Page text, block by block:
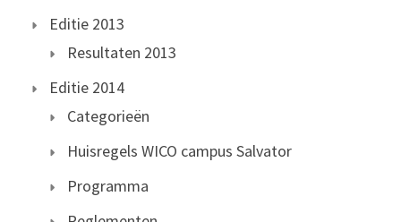
Editie 2013
Resultaten 2013
Editie 2014
Categorieën
Huisregels WICO campus Salvator
Programma